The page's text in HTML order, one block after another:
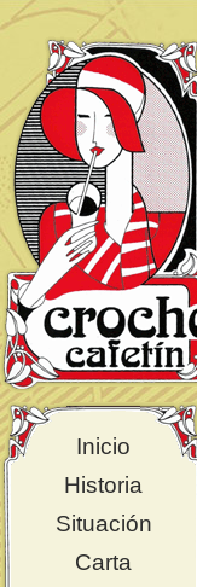
Inicio
Historia
Situación
Carta